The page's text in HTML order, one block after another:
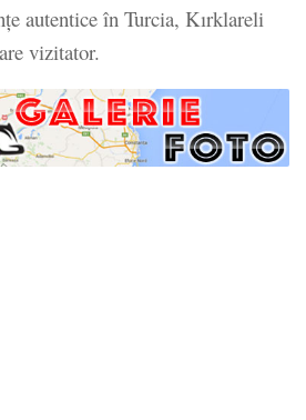
autentice în Turcia, Kırklareli
vizitator.